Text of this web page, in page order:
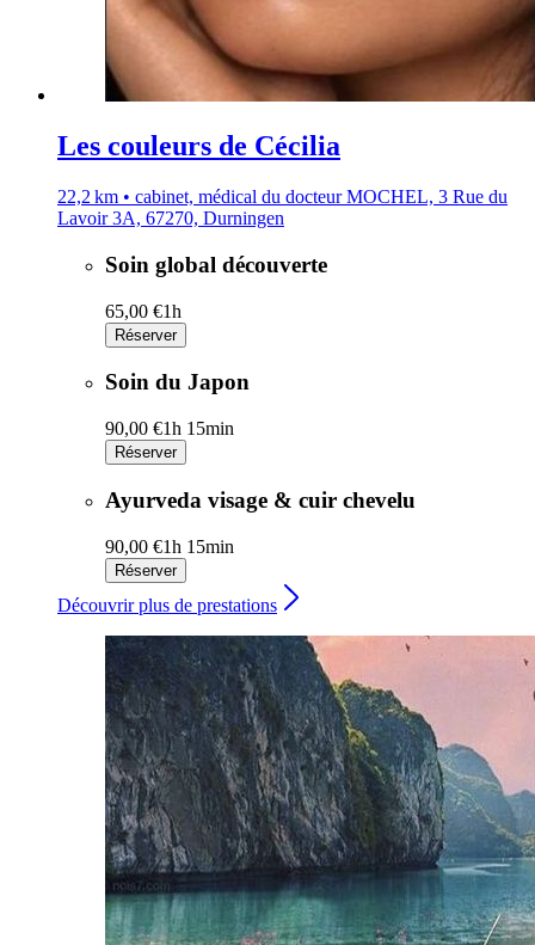
Les couleurs de Cécilia
22,2 km • cabinet, médical du docteur MOCHEL, 3 Rue du
Lavoir 3A, 67270, Durningen
Soin global découverte
65,00 €1h
Réserver
Soin du Japon
90,00 €1h 15min
Réserver
Ayurveda visage & cuir chevelu
90,00 €1h 15min
Réserver
Découvrir plus de prestations